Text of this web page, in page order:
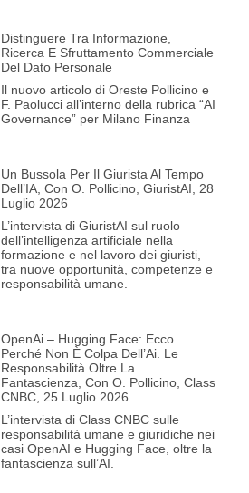
Distinguere Tra Informazione,
Ricerca E Sfruttamento Commerciale
Del Dato Personale
Il nuovo articolo di Oreste Pollicino e
F. Paolucci all’interno della rubrica “AI
Governance” per Milano Finanza
Un Bussola Per Il Giurista Al Tempo
Dell’IA, Con O. Pollicino, GiuristAI, 28
Luglio 2026
L’intervista di GiuristAI sul ruolo
dell’intelligenza artificiale nella
formazione e nel lavoro dei giuristi,
tra nuove opportunità, competenze e
responsabilità umane.
OpenAi – Hugging Face: Ecco
Perché Non È Colpa Dell’Ai. Le
Responsabilità Oltre La
Fantascienza, Con O. Pollicino, Class
CNBC, 25 Luglio 2026
L’intervista di Class CNBC sulle
responsabilità umane e giuridiche nei
casi OpenAI e Hugging Face, oltre la
fantascienza sull’AI.